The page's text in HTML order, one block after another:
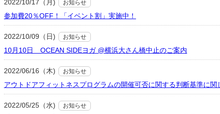
2022/10/17（月) お知らせ
参加費20％OFF！「イベント割」実施中！
2022/10/09（日) お知らせ
10月10日 OCEAN SIDEヨガ @横浜大さん橋中止のご案内
2022/06/16（木) お知らせ
アウトドアフィットネスプログラムの開催可否に関する判断基準に関
2022/05/25（水) お知らせ